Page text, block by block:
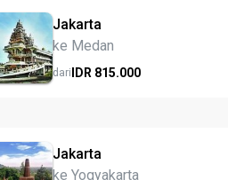
Jakarta
ke Medan
dariIDR 815.000
Jakarta
ke Yogyakarta